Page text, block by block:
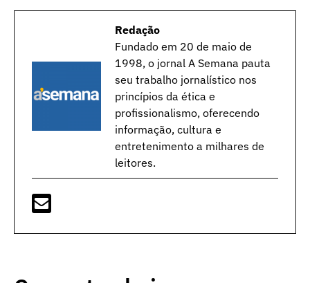
Redação
Fundado em 20 de maio de
1998, o jornal A Semana pauta
seu trabalho jornalístico nos
princípios da ética e
profissionalismo, oferecendo
informação, cultura e
entretenimento a milhares de
leitores.